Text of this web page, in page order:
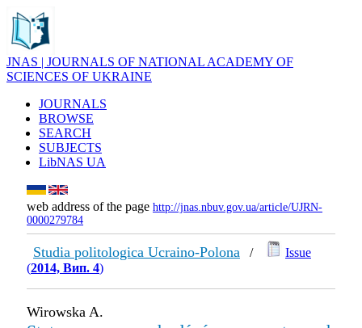
JNAS | JOURNALS OF NATIONAL ACADEMY OF
SCIENCES OF UKRAINE
JOURNALS
BROWSE
SEARCH
SUBJECTS
LibNAS UA
web address of the page http://jnas.nbuv.gov.ua/article/UJRN-
0000279784
Studia politologica Ucraino-Polona /
Issue
(2014, Вип. 4)
Wirowska A.